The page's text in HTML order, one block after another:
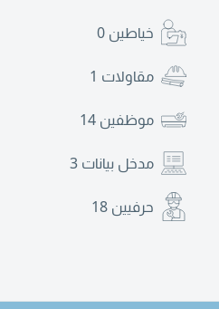
خياطين 0
مقاولات 1
موظفين 14
مدخل بيانات 3
حرفيين 18